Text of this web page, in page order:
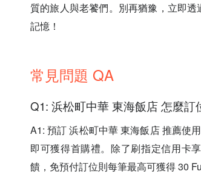
質的旅人與老饕們。別再猶豫，立即
記憶！
常見問題 QA
Q1: 浜松町中華 東海飯店 怎麼訂
A1: 預訂 浜松町中華 東海飯店 推薦使
即可獲得首購禮。除了刷指定信用卡
饋，免預付訂位則每筆最高可獲得 30